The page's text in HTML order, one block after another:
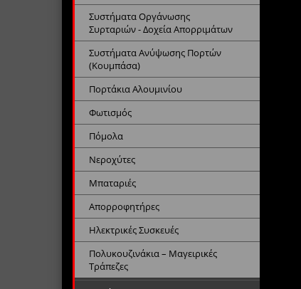
Συστήματα Οργάνωσης
Συρταριών - Δοχεία Απορριμάτων
Συστήματα Ανύψωσης Πορτών
(Κουμπάσα)
Πορτάκια Αλουμινίου
Φωτισμός
Πόμολα
Νεροχύτες
Μπαταριές
Απορροφητήρες
Ηλεκτρικές Συσκευές
Πολυκουζινάκια – Μαγειρικές
Τράπεζες